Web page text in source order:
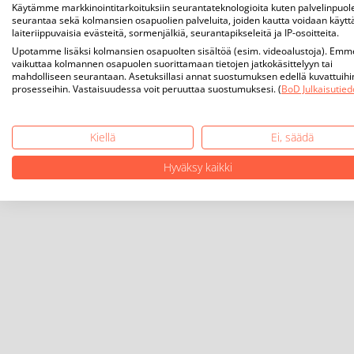
Käytämme markkinointitarkoituksiin seurantateknologioita kuten
seurantaa sekä kolmansien osapuolien palveluita, joiden kautta voidaan
laiteriippuvaisia evästeitä, sormenjälkiä, seurantapikseleitä ja IP-osoitteita.
Upotamme lisäksi kolmansien osapuolten sisältöä (esim. videoalustoja).
vaikuttaa kolmannen osapuolen suorittamaan tietojen jatkokäsittelyyn tai
mahdolliseen seurantaan. Asetuksillasi annat suostumuksen edellä
prosesseihin. Vastaisuudessa voit peruuttaa suostumuksesi. (BoD
Kiellä
Ei, säädä
Hyväksy kaikki